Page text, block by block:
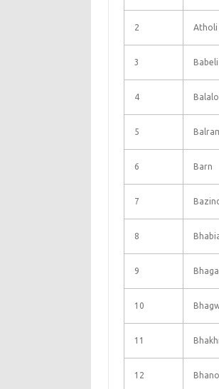
2 Atholi
3 Babeli
4
5
6 Barn
7
8
9
10
11
12